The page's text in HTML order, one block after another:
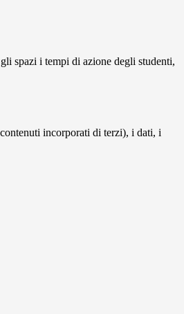
spazi i tempi di azione degli studenti,
incorporati di terzi), i dati, i